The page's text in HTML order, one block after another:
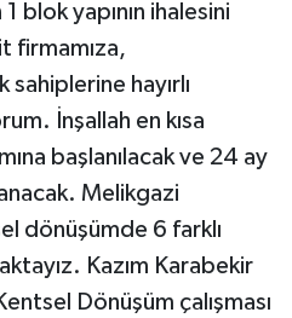
blok yapının ihalesini
firmamıza,
sahiplerine hayırlı
İnşallah en kısa
başlanılacak ve 24 ay
Melikgazi
dönüşümde 6 farklı
Kazım Karabekir
Dönüşüm çalışması